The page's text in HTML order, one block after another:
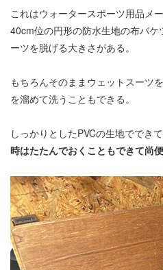
これはウォータースポーツ用品メ
40cm位の円形の防水生地の布バ
ーツを脱げる大きさがある。
もちろんそのままウェットスーツ
を溜めて洗うこともできる。
しっかりとしたPVCの生地ででき
時はたたんでおくこともできて尚